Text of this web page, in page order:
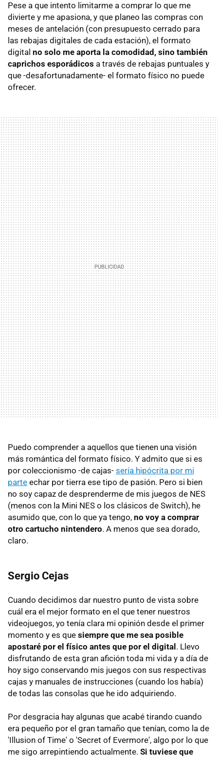
Pese a que intento limitarme a comprar lo que me
divierte y me apasiona, y que planeo las compras con
meses de antelación (con presupuesto cerrado para
las rebajas digitales de cada estación), el formato
digital no solo me aporta la comodidad, sino también
caprichos esporádicos a través de rebajas puntuales y
que -desafortunadamente- el formato físico no puede
ofrecer.
Puedo comprender a aquellos que tienen una visión
más romántica del formato físico. Y admito que si es
por coleccionismo -de cajas- sería hipócrita por mi
parte echar por tierra ese tipo de pasión. Pero si bien
no soy capaz de desprenderme de mis juegos de NES
(menos con la Mini NES o los clásicos de Switch), he
asumido que, con lo que ya tengo, no voy a comprar
otro cartucho nintendero. A menos que sea dorado,
claro.
Sergio Cejas
Cuando decidimos dar nuestro punto de vista sobre
cuál era el mejor formato en el que tener nuestros
videojuegos, yo tenía clara mi opinión desde el primer
momento y es que siempre que me sea posible
apostaré por el físico antes que por el digital . Llevo
disfrutando de esta gran afición toda mi vida y a día de
hoy sigo conservando mis juegos con sus respectivas
cajas y manuales de instrucciones (cuando los había)
de todas las consolas que he ido adquiriendo.
Por desgracia hay algunas que acabé tirando cuando
era pequeño por el gran tamaño que tenían, como la de
'Illusion of Time' o 'Secret of Evermore', algo por lo que
me sigo arrepintiendo actualmente. Si tuviese que